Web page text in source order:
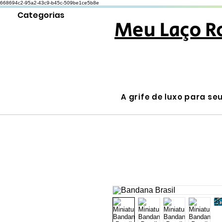
668694c2-95a2-43c9-b45c-509be1ce5b8e
Categorias
Meu Laço
A grife de luxo para